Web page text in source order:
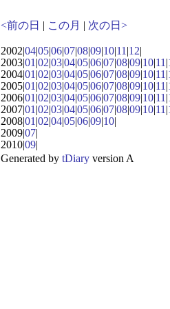
<前の日 | この月 | 次の日>
2002|04|05|06|07|08|09|10|11 |12|
2003|01 |02|03|04|05|06|07|08|09|10|11 |
2004|01 |02|03|04|05|06|07|08|09|10|11 |
2005|01 |02|03|04|05|06|07|08|09|10|11 |
2006|01 |02|03|04|05|06|07|08|09|10|11 |
2007|01 |02|03|04|05|06|07|08|09|10|11 |
2008|01 |02|04|05|06|09|10|
2009|07|
2010|09|
Generated by tDiaryversion A